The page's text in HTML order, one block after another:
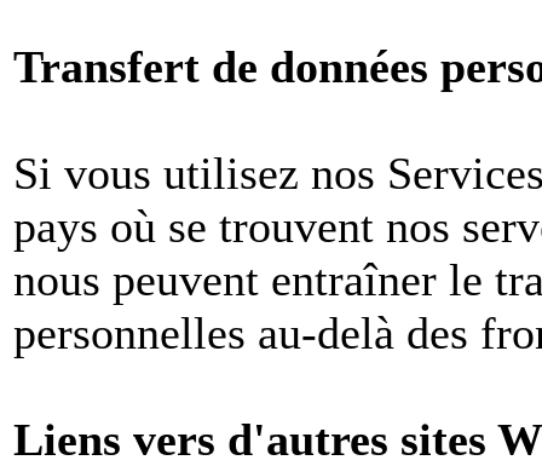
Transfert de données
Si vous utilisez nos
pays où se trouvent nos
nous peuvent entraîner le
personnelles au-delà des
Liens vers d'autres sites